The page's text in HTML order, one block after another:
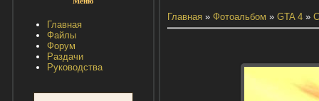
Главная
Файлы
Форум
Раздачи
Руководства
Главная» Фотоальбом » GTA 4»